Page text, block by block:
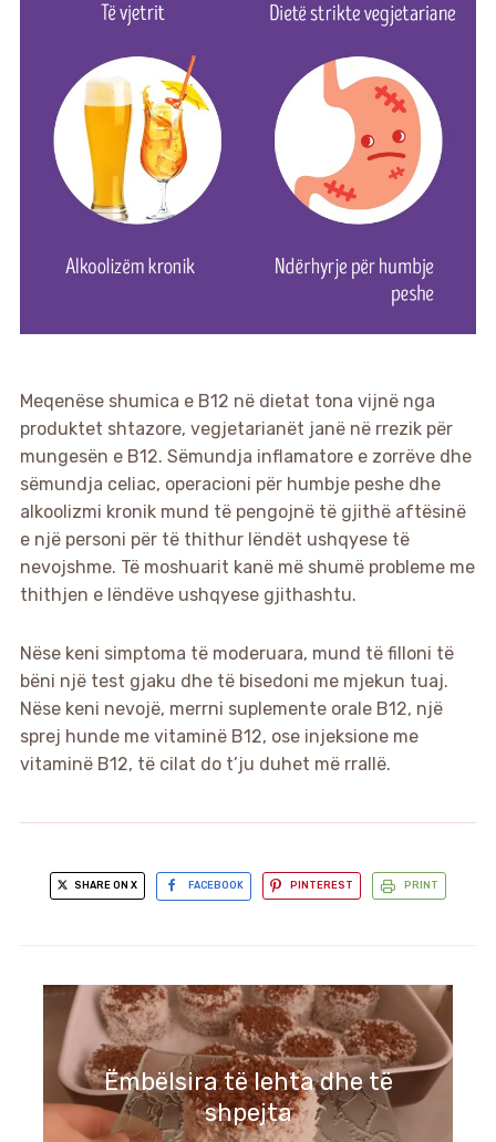
Meqenëse shumica e B12 në dietat tona vijnë nga
produktet shtazore, vegjetarianët janë në rrezik për
mungesën e B12. Sëmundja inflamatore e zorrëve dhe
sëmundja celiac, operacioni për humbje peshe dhe
alkoolizmi kronik mund të pengojnë të gjithë aftësinë
e një personi për të thithur lëndët ushqyese të
nevojshme. Të moshuarit kanë më shumë probleme me
thithjen e lëndëve ushqyese gjithashtu.
Nëse keni simptoma të moderuara, mund të filloni të
bëni një test gjaku dhe të bisedoni me mjekun tuaj.
Nëse keni nevojë, merrni suplemente orale B12, një
sprej hunde me vitaminë B12, ose injeksione me
vitaminë B12, të cilat do t’ju duhet më rrallë.
SHARE ON X FACEBOOK PINTEREST PRINT
Ëmbëlsira të lehta dhe të
shpejta